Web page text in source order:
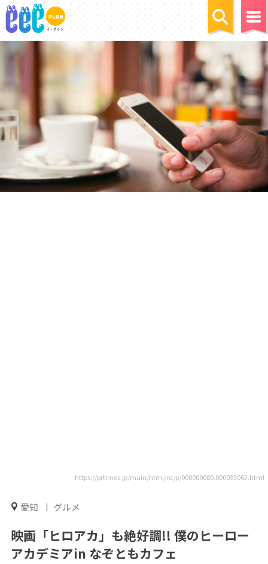
https://prtimes.jp/main/html/rd/p/000000080.000033062.html
愛知 グルメ
映画「ヒロアカ」も絶好調!! 僕のヒーロー
アカデミアin なぞともカフェ